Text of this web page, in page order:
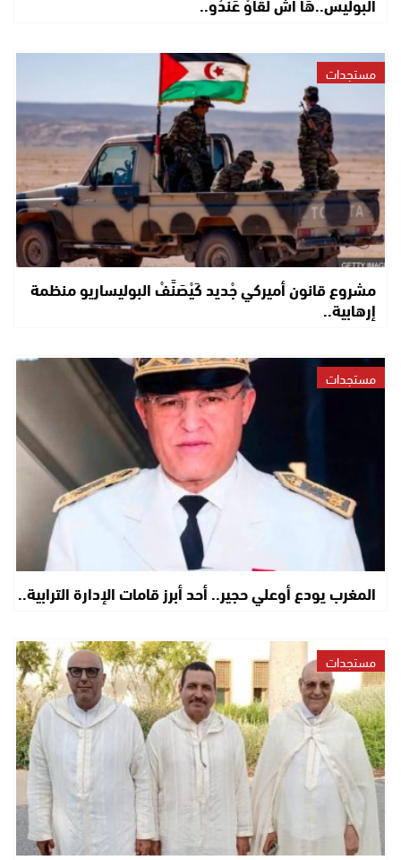
مستجدات
مشروع قانون أميركي جْديد كَيْصَنَّفْ البوليساريو منظمة
إرهابية..
مستجدات
المغرب يودع أوعلي حجير.. أحد أبرز قامات الإدارة الترابية..
مستجدات